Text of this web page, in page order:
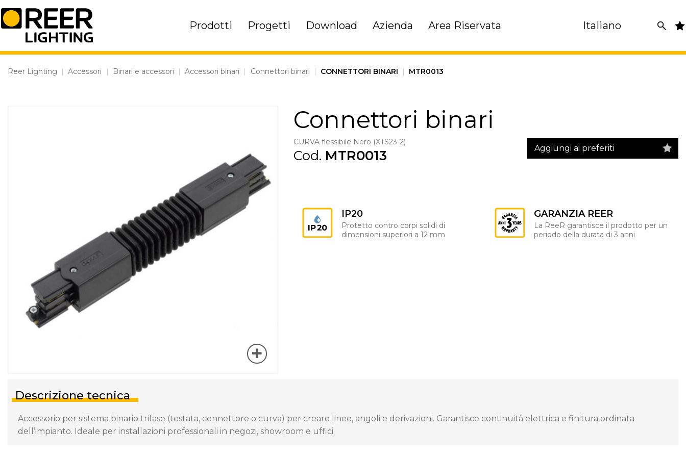
Skip
to
content
Prodotti Progetti Download Azienda Area Riservata Italiano
Reer Lighting | Accessori | Binari e accessori | Accessori binari | Connettori binari | CONNETTORI BINARI | MTR0013
Connettori binari
CURVA flessibile Nero (XTS23-2)
Cod. MTR0013 Aggiungi ai preferiti
IP20
Protetto contro corpi solidi di
dimensioni superiori a 12 mm
GARANZIA REER
La ReeR garantisce il prodotto per un
periodo della durata di 3 anni
Descrizione tecnica
Accessorio per sistema binario trifase (testata, connettore o curva) per creare linee, angoli e derivazioni. Garantisce continuità elettrica e finitura ordinata
dell’impianto. Ideale per installazioni professionali in negozi, showroom e uffici.